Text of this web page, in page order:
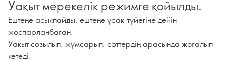
Уақыт мерекелік режимге қойылды.
Ештеңе асықпайды, ештеңе ұсақ-түйегіне дейін
жоспарланбаған.
Уақыт созылып, жұмсарып, сәттердің арасында жоғалып
кетеді.